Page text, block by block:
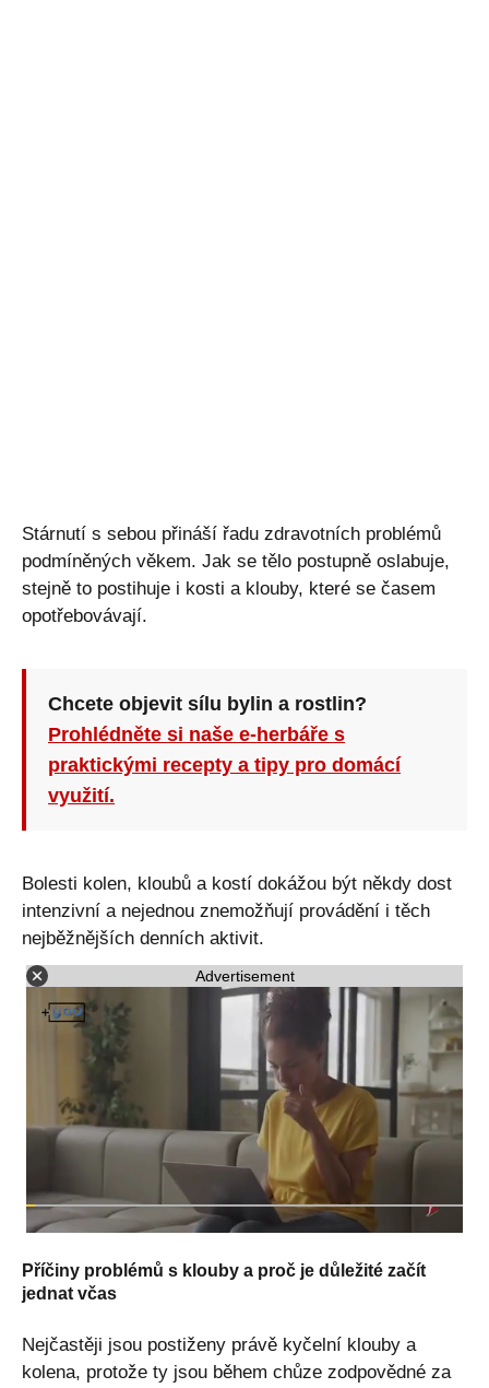
Stárnutí s sebou přináší řadu zdravotních problémů
podmíněných věkem. Jak se tělo postupně oslabuje,
stejně to postihuje i kosti a klouby, které se časem
opotřebovávají.
Chcete objevit sílu bylin a rostlin?
Prohlédněte si naše e-herbáře s
praktickými recepty a tipy pro domácí
využití.
Bolesti kolen, kloubů a kostí dokážou být někdy dost
intenzivní a nejednou znemožňují provádění i těch
nejběžnějších denních aktivit.
Advertisement
Příčiny problémů s klouby a proč je důležité začít
jednat včas
Nejčastěji jsou postiženy právě kyčelní klouby a
kolena, protože ty jsou během chůze zodpovědné za